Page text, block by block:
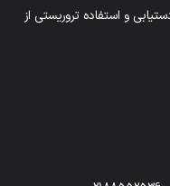
و استفاده تروریستی از